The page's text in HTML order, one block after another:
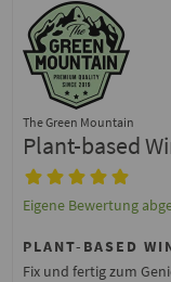
The Green Mountain
Plant-based
Eigene Bewertung
PLANT-BASED
Fix und fertig zum